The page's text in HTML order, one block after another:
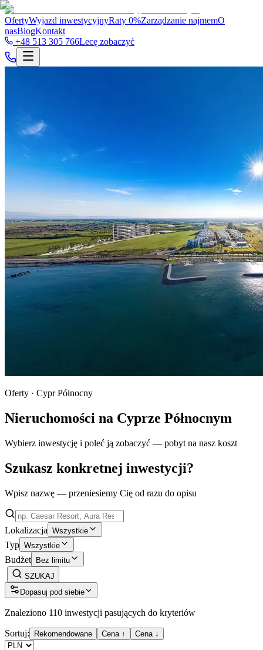
OfertyWyjazd inwestycyjnyRaty 0%Zarządzanie najmemO
nasBlogKontakt
+48 513 305 766Lecę zobaczyć
Oferty · Cypr Północny
Nieruchomości na Cyprze Północnym
Wybierz inwestycję i poleć ją zobaczyć — pobyt na nasz koszt
Szukasz konkretnej inwestycji?
Wpisz nazwę — przeniesiemy Cię od razu do opisu
Lokalizacja Wszystkie
Typ Wszystkie
Budżet Bez limitu
SZUKAJ
Dopasuj pod siebie
Znaleziono 110 inwestycji pasujących do kryteriów
Sortuj: Rekomendowane Cena ↑ Cena ↓